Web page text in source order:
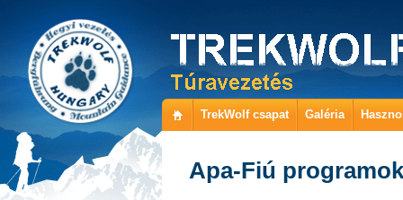
TrekWolf csapat Galéria
Apa-Fiú programok